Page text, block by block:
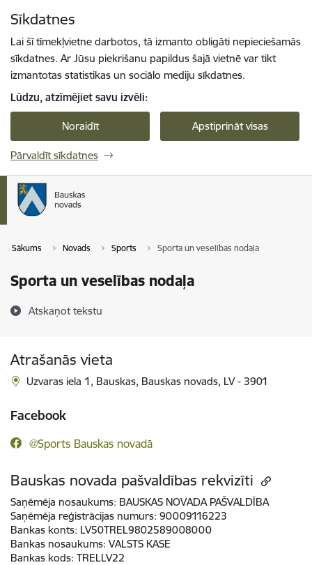
Sīkdatnes
Lai šī tīmekļvietne darbotos, tā izmanto obligāti nepieciešamās
sīkdatnes. Ar Jūsu piekrišanu papildus šajā vietnē var tikt
izmantotas statistikas un sociālo mediju sīkdatnes.
Lūdzu, atzīmējiet savu izvēli:
Noraidīt Apstiprināt visas
Pārvaldīt sīkdatnes
Sākums Novads Sports Sporta un veselības nodaļa
Sporta un veselības nodaļa
Atskaņot tekstu
Atrašanās vieta
Uzvaras iela 1, Bauskas, Bauskas novads, LV - 3901
Facebook
@Sports Bauskas novadā
Bauskas novada pašvaldības rekvizīti
Saņēmēja nosaukums: BAUSKAS NOVADA PAŠVALDĪBA
Saņēmēja reģistrācijas numurs: 90009116223
Bankas konts: LV50TREL9802589008000
Bankas nosaukums: VALSTS KASE
Bankas kods: TRELLV22